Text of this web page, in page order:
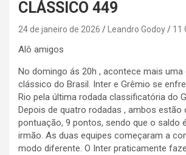
CLÁSSICO 449
24 de janeiro de 2026 Leandro Godoy 11
Alô amigos
No domingo ás 20h , acontece mais
clássico do Brasil. Inter e Grêmio se
Rio pela última rodada classificatória do
Depois de quatro rodadas , ambos estão
pontuação, 9 pontos, sendo que o saldo
irmão. As duas equipes começaram a
modo diferente. O Inter praticamente